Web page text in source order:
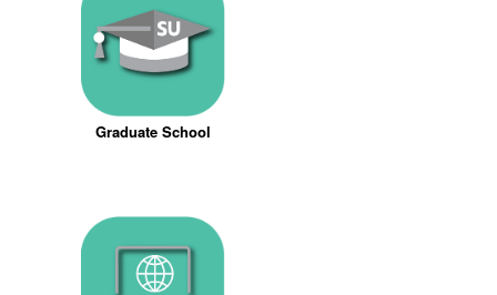
Graduate School